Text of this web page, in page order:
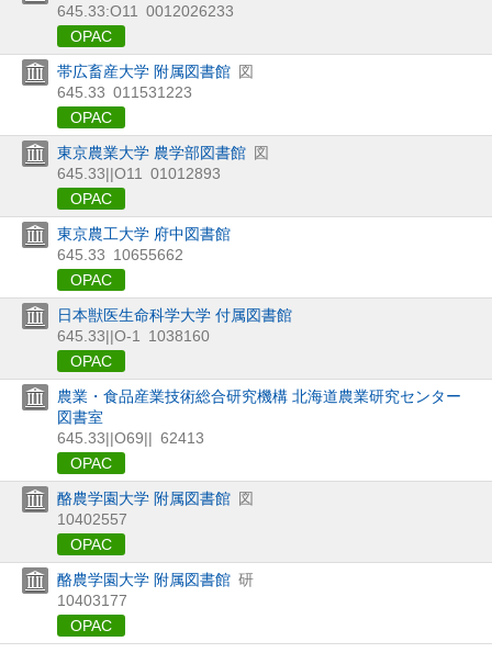
645.33:O11
0012026233
OPAC
帯広畜産大学 附属図書館 図
645.33 011531223
OPAC
東京農業大学 農学部図書館 図
645.33||O11
01012893
OPAC
東京農工大学 府中図書館
645.33 10655662
OPAC
日本獣医生命科学大学 付属図書館
645.33||O-1
1038160
OPAC
農業・食品産業技術総合研究機構 北海道農業研究センター
図書室
645.33||O69|| 62413
OPAC
酪農学園大学 附属図書館 図
10402557
OPAC
酪農学園大学 附属図書館 研
10403177
OPAC